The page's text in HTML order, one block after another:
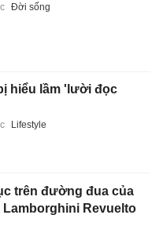
Đời sống
hiểu lầm 'lười đọc
Lifestyle
trên đường đua của
Lamborghini Revuelto